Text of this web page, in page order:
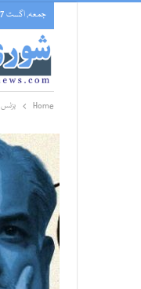
جمعہ, اگست 7, 2026
Home بزنس